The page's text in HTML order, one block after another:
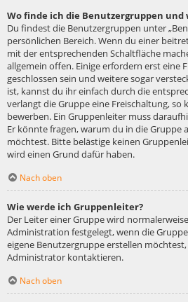
Wo finde ich die Benutzergruppen
Du findest die Benutzergruppen unter
persönlichen Bereich. Wenn du einer
mit der entsprechenden Schaltfläche
allgemein offen. Einige erfordern erst eine
geschlossen sein und weitere sogar
ist, kannst du ihr einfach durch die
verlangt die Gruppe eine Freischaltung, so
bewerben. Ein Gruppenleiter muss
Er könnte fragen, warum du in die Gruppe
möchtest. Bitte belästige keinen
wird einen Grund dafür haben.
Nach oben
Wie werde ich Gruppenleiter?
Der Leiter einer Gruppe wird
Administration festgelegt, wenn die
eigene Benutzergruppe erstellen
Administrator kontaktieren.
Nach oben